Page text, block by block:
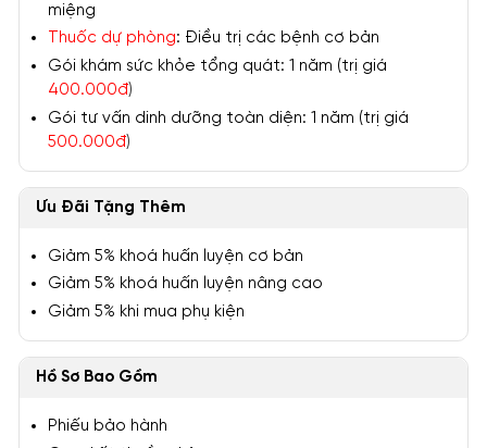
miệng
Thuốc dự phòng: Điều trị các bệnh cơ bản
Gói khám sức khỏe tổng quát: 1 năm (trị giá
400.000đ)
Gói tư vấn dinh dưỡng toàn diện: 1 năm (trị giá
500.000đ)
Ưu Đãi Tặng Thêm
Giảm 5% khoá huấn luyện cơ bản
Giảm 5% khoá huấn luyện nâng cao
Giảm 5% khi mua phụ kiện
Hồ Sơ Bao Gồm
Phiếu bảo hành